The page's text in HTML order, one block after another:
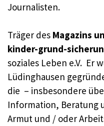
Journalisten.
Träger des Magazins
kinder-grund-
soziales Leben e.V. Er
Lüdinghausen
die – insbesondere
Information, Beratung
Armut und / oder